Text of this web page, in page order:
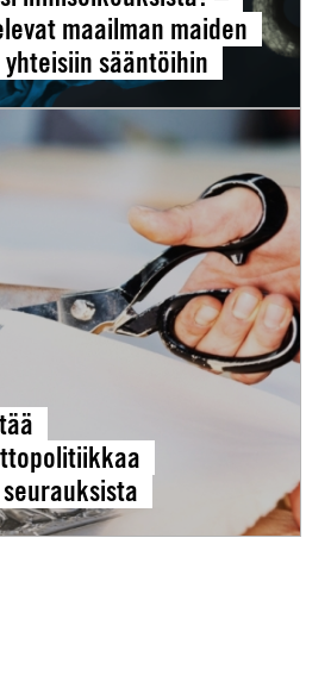
maailman maiden
sääntöihin